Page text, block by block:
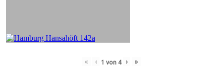
« ‹ 1 von 4 › »